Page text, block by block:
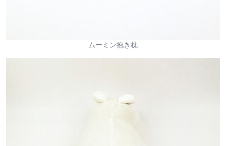
ムーミン抱き枕